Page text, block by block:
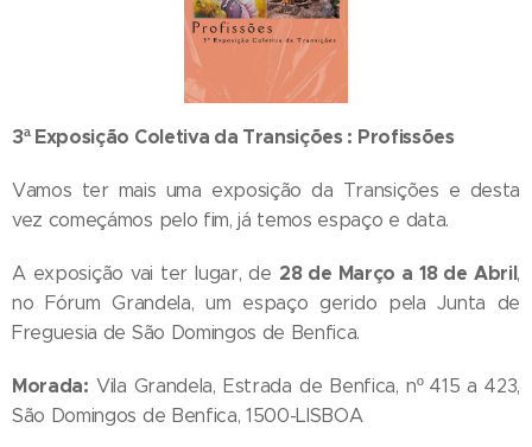
3ª Exposição Coletiva da Transições : Profissões
Vamos ter mais uma exposição da Transições e desta
vez começámos pelo fim, já temos espaço e data.
A exposição vai ter lugar, de 28 de Março a 18 de Abril,
no Fórum Grandela, um espaço gerido pela Junta de
Freguesia de São Domingos de Benfica.
Morada: Vila Grandela, Estrada de Benfica, nº 415 a 423,
São Domingos de Benfica, 1500-LISBOA